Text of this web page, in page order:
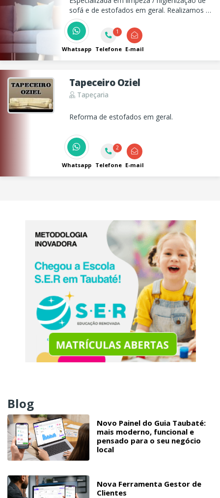
sofá e de estofados em geral. Realizamos a
limpeza de carpetes, tapetes, sofás,
colchões assim como qualquer outro serviço
de tapeçaria. Solicite orçamento!
Whatsapp
1
Telefone E-mail
Tapeceiro Oziel
Tapeçaria
Reforma de estofados em geral.
Whatsapp
2
Telefone E-mail
Blog
Novo Painel do Guia Taubaté:
mais moderno, funcional e
pensado para o seu negócio
local
Nova Ferramenta Gestor de
Clientes